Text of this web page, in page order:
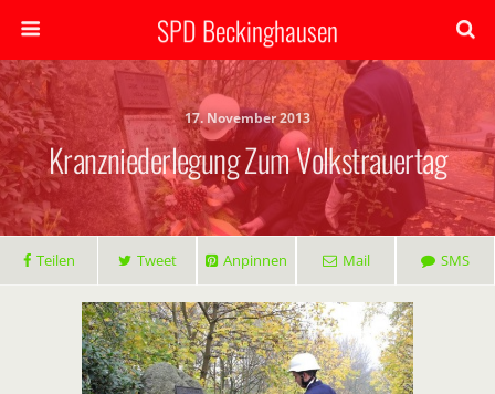
SPD Beckinghausen
17. November 2013
Kranzniederlegung Zum Volkstrauertag
Teilen Tweet Anpinnen Mail SMS